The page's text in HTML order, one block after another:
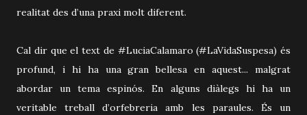
realitat des d’una praxi molt diferent.
Cal dir que el text de #LuciaCalamaro (#LaVidaSuspesa) és
profund, i hi ha una gran bellesa en aquest... malgrat
abordar un tema espinós. En alguns diàlegs hi ha un
veritable treball d’orfebreria amb les paraules. És un